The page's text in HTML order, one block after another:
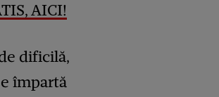
AICI!
dificilă,
împartă